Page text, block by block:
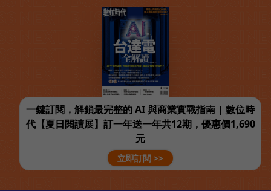
一鍵訂閱，解鎖最完整的 AI 與商業實戰指南 | 數位時
代【夏日閱讀展】訂一年送一年共12期，優惠價1,690
元
立即訂閱 >>